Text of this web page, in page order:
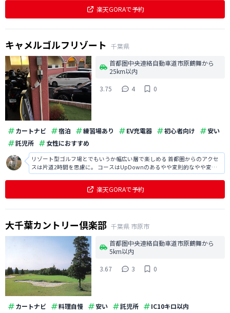
楽天GORAで予約
キャメルゴルフリゾート 千葉県
首都圏中央連絡自動車道市原鶴舞から
25km以内
3.75
4 0
カートナビ 宿泊 練習場あり EV充電器 初心者向け
安い
託児所
女性におすすめ
リゾート型ゴルフ場とでもいうか幅広い層で楽しめる 首都圏からのアクセ
スは片道2時間を思慮に。 コースはUpDownのあるやや変則的なやや変則
的ではあるものの、仲間内でワイワイ楽しくラウンドするには最適。 宿泊
コスパ的には満足できる。楽天GORAで予約
大千葉カントリー倶楽部 千葉県 市原市
首都圏中央連絡自動車道市原鶴舞から
5km以内
3.67
3 0
カートナビ 料理自慢 安い 託児所
IC10キロ以内